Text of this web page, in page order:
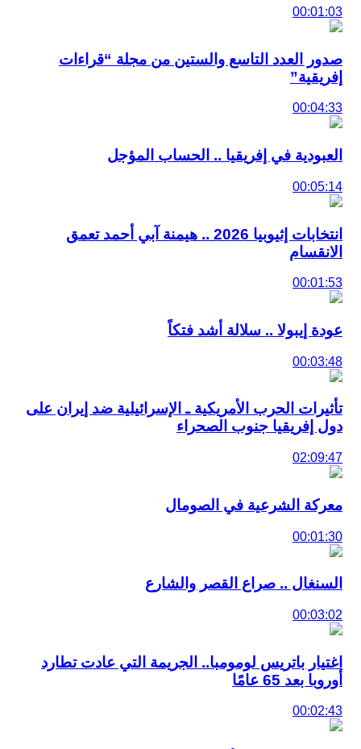
00:01:03
صدور العدد التاسع والستين من مجلة “قراءات
إفريقية”
00:04:33
العبودية في إفريقيا .. الحساب المؤجل
00:05:14
انتخابات إثيوبيا 2026 .. هيمنة آبي أحمد تعمق
الانقسام
00:01:53
عودة إيبولا .. سلالة أشد فتكاً
00:03:48
تأثيرات الحرب الأمريكية ـ الإسرائيلية ضد إيران على
دول إفريقيا جنوب الصحراء
02:09:47
معركة الشرعية في الصومال
00:01:30
السنغال .. صراع القصر والشارع
00:03:02
اغتيار باتريس لومومبا.. الجريمة التي عادت تطارد
أوروبا بعد 65 عامًا
00:02:43